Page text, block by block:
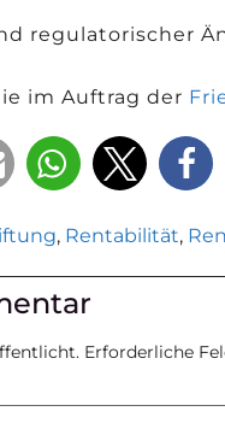
regulatorischer
im Auftrag der
, Rentabilität,
Erforderliche